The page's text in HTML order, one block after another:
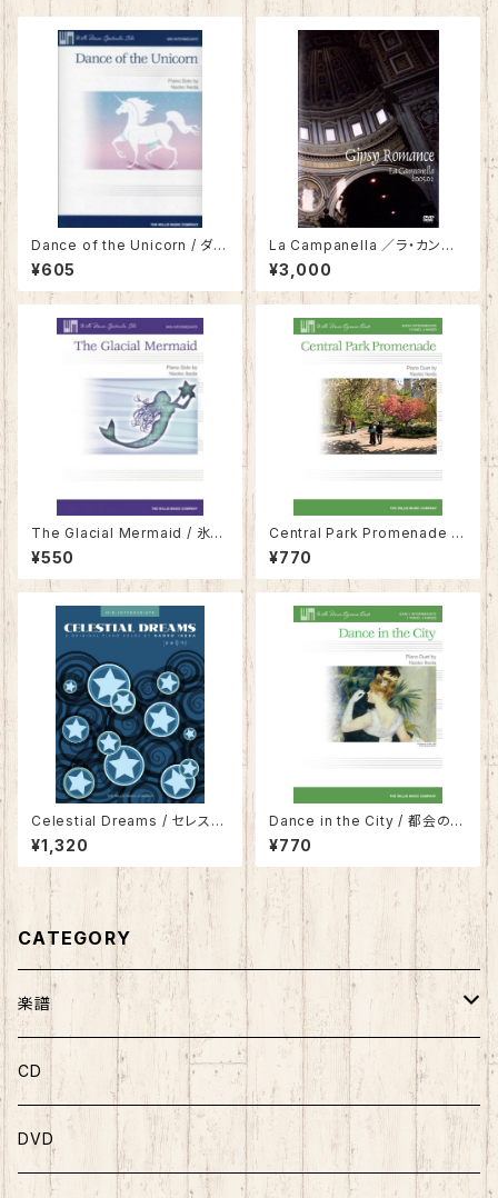
Dance of the Unicorn / ダン
ス・オブ・ザ・ユニコーン
¥605
La Campanella ／ラ・カンパ
ネッラ
¥3,000
The Glacial Mermaid / 氷の
人魚
¥550
Central Park Promenade /
セントラルパーク・プロムナード
¥770
Celestial Dreams / セレステ
ィアル・ドリームス
¥1,320
Dance in the City / 都会のダ
ンス
¥770
CATEGORY
楽譜
ソロ曲集
ソロピース
CD
DVD